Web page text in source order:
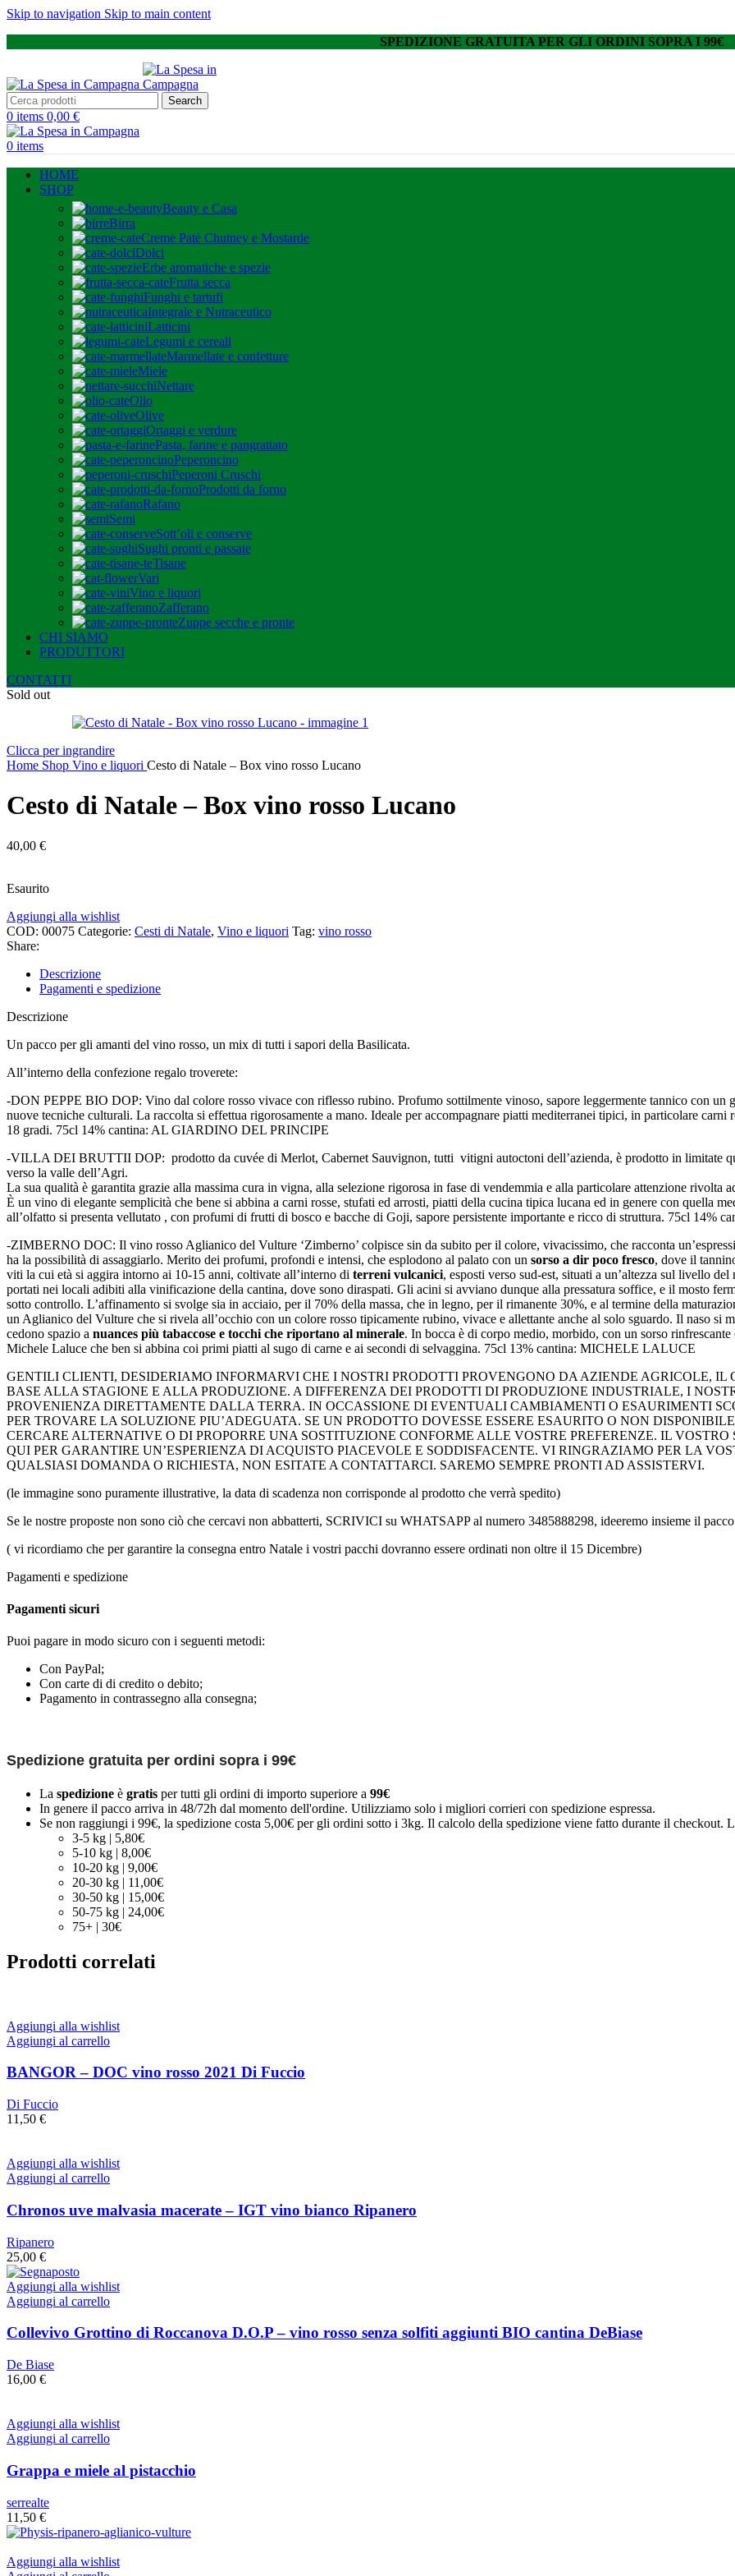
Skip to navigation Skip to main content
SPEDIZIONE GRATUITA PER GLI ORDINI SOPRA I 99€
Search
0 items 0,00 €
0 items
HOME
SHOP
Beauty e Casa
Birra
Creme Patè Chutney e Mostarde
Dolci
Erbe aromatiche e spezie
Frutta secca
Funghi e tartufi
Integrale e Nutraceutico
Latticini
Legumi e cereali
Marmellate e confetture
Miele
Nettare
Olio
Olive
Ortaggi e verdure
Pasta, farine e pangrattato
Peperoncino
Peperoni Cruschi
Prodotti da forno
Rafano
Semi
Sott’oli e conserve
Sughi pronti e passate
Tisane
Vari
Vino e liquori
Zafferano
Zuppe secche e pronte
CHI SIAMO
PRODUTTORI
CONTATTI
Sold out
Clicca per ingrandire
Home Shop Vino e liquori Cesto di Natale – Box vino rosso Lucano
Cesto di Natale – Box vino rosso Lucano
40,00 €
Esaurito
Aggiungi alla wishlist
COD: 00075 Categorie: Cesti di Natale, Vino e liquori Tag: vino rosso
Share:
Descrizione
Pagamenti e spedizione
Descrizione
Un pacco per gli amanti del vino rosso, un mix di tutti i sapori della Basilicata.
All’interno della confezione regalo troverete:
-DON PEPPE BIO DOP: Vino dal colore rosso vivace con riflesso rubino. Profumo sottilmente vinoso, sapore leggermente tannico con un
nuove tecniche culturali. La raccolta si effettua rigorosamente a mano. Ideale per accompagnare piatti mediterranei tipici, in particolare
18 gradi. 75cl 14% cantina: AL GIARDINO DEL PRINCIPE
-VILLA DEI BRUTTII DOP: prodotto da cuvée di Merlot, Cabernet Sauvignon, tutti vitigni autoctoni dell’azienda, è prodotto in limitate
verso la valle dell’Agri.
La sua qualità è garantita grazie alla massima cura in vigna, alla selezione rigorosa in fase di vendemmia e alla particolare attenzione rivolta
È un vino di elegante semplicità che bene si abbina a carni rosse, stufati ed arrosti, piatti della cucina tipica lucana ed in genere con quella
all’olfatto si presenta vellutato , con profumi di frutti di bosco e bacche di Goji, sapore persistente importante e ricco di struttura. 75cl 14%
-ZIMBERNO DOC: Il vino rosso Aglianico del Vulture ‘Zimberno’ colpisce sin da subito per il colore, vivacissimo, che racconta
ha la possibilità di assaggiarlo. Merito dei profumi, profondi e intensi, che esplodono al palato con un sorso a dir poco fresco, dove il
viti la cui età si aggira intorno ai 10-15 anni, coltivate all’interno di terreni vulcanici, esposti verso sud-est, situati a un’altezza sul livello
portati nei locali adibiti alla vinificazione della cantina, dove sono diraspati. Gli acini si avviano dunque alla pressatura soffice, e il mosto
sotto controllo. L’affinamento si svolge sia in acciaio, per il 70% della massa, che in legno, per il rimanente 30%, e al termine della
un Aglianico del Vulture che si rivela all’occhio con un colore rosso tipicamente rubino, vivace e allettante anche al solo sguardo. Il naso si
cedono spazio a nuances più tabaccose e tocchi che riportano al minerale. In bocca è di corpo medio, morbido, con un sorso
Michele Laluce che ben si abbina coi primi piatti al sugo di carne e ai secondi di selvaggina. 75cl 13% cantina: MICHELE LALUCE
GENTILI CLIENTI, DESIDERIAMO INFORMARVI CHE I NOSTRI PRODOTTI PROVENGONO DA AZIENDE AGRICOLE, IL
BASE ALLA STAGIONE E ALLA PRODUZIONE. A DIFFERENZA DEI PRODOTTI DI PRODUZIONE INDUSTRIALE, I
PROVENIENZA DIRETTAMENTE DALLA TERRA. IN OCCASSIONE DI EVENTUALI CAMBIAMENTI O ESAURIMENTI
PER TROVARE LA SOLUZIONE PIU’ADEGUATA. SE UN PRODOTTO DOVESSE ESSERE ESAURITO O NON
CERCARE ALTERNATIVE O DI PROPORRE UNA SOSTITUZIONE CONFORME ALLE VOSTRE PREFERENZE. IL
QUI PER GARANTIRE UN’ESPERIENZA DI ACQUISTO PIACEVOLE E SODDISFACENTE. VI RINGRAZIAMO PER LA
QUALSIASI DOMANDA O RICHIESTA, NON ESITATE A CONTATTARCI. SAREMO SEMPRE PRONTI AD ASSISTERVI.
(le immagine sono puramente illustrative, la data di scadenza non corrisponde al prodotto che verrà spedito)
Se le nostre proposte non sono ciò che cercavi non abbatterti, SCRIVICI su WHATSAPP al numero 3485888298, ideeremo insieme il
( vi ricordiamo che per garantire la consegna entro Natale i vostri pacchi dovranno essere ordinati non oltre il 15 Dicembre)
Pagamenti e spedizione
Pagamenti sicuri
Puoi pagare in modo sicuro con i seguenti metodi:
Con PayPal;
Con carte di di credito o debito;
Pagamento in contrassegno alla consegna;
Spedizione gratuita per ordini sopra i 99€
La spedizione è gratis per tutti gli ordini di importo superiore a 99€
In genere il pacco arriva in 48/72h dal momento dell'ordine. Utilizziamo solo i migliori corrieri con spedizione espressa.
Se non raggiungi i 99€, la spedizione costa 5,00€ per gli ordini sotto i 3kg. Il calcolo della spedizione viene fatto durante il checkout.
3-5 kg | 5,80€
5-10 kg | 8,00€
10-20 kg | 9,00€
20-30 kg | 11,00€
30-50 kg | 15,00€
50-75 kg | 24,00€
75+ | 30€
Prodotti correlati
Aggiungi alla wishlist
Aggiungi al carrello
BANGOR – DOC vino rosso 2021 Di Fuccio
Di Fuccio
11,50 €
Aggiungi alla wishlist
Aggiungi al carrello
Chronos uve malvasia macerate – IGT vino bianco Ripanero
Ripanero
25,00 €
Aggiungi alla wishlist
Aggiungi al carrello
Collevivo Grottino di Roccanova D.O.P – vino rosso senza solfiti aggiunti BIO cantina DeBiase
De Biase
16,00 €
Aggiungi alla wishlist
Aggiungi al carrello
Grappa e miele al pistacchio
serrealte
11,50 €
Aggiungi alla wishlist